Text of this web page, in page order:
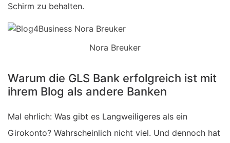
Schirm zu behalten.
Nora Breuker
Warum die GLS Bank erfolgreich ist mit
ihrem Blog als andere Banken
Mal ehrlich: Was gibt es Langweiligeres als ein
Girokonto? Wahrscheinlich nicht viel. Und dennoch hat